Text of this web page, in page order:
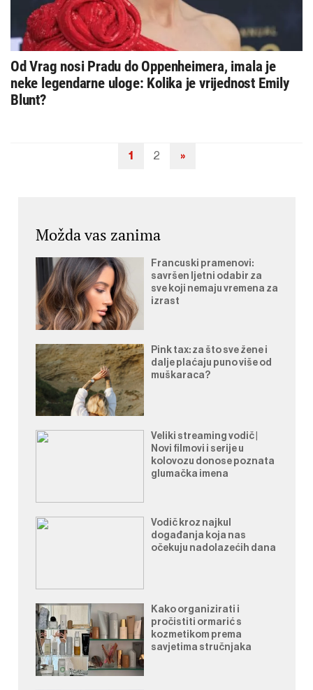
Od Vrag nosi Pradu do Oppenheimera, imala je
neke legendarne uloge: Kolika je vrijednost Emily
Blunt?
Navigacija
1 2 »
Možda vas zanima
Francuski pramenovi:
savršen ljetni odabir za
sve koji nemaju vremena za
izrast
Pink tax: za što sve žene i
dalje plaćaju puno više od
muškaraca?
Veliki streaming vodič |
Novi filmovi i serije u
kolovozu donose poznata
glumačka imena
Vodič kroz najkul
događanja koja nas
očekuju nadolazećih dana
Kako organizirati i
pročistiti ormarić s
kozmetikom prema
savjetima stručnjaka